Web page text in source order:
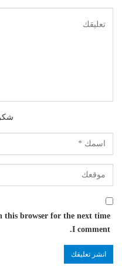
this browser for the next time
I comment.